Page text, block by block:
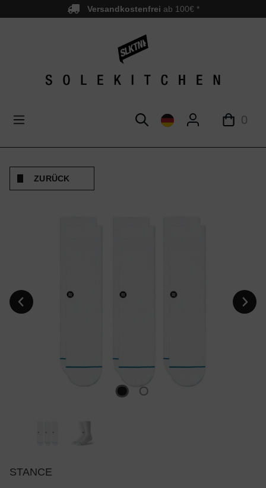
springen Versandkostenfrei ab 100€ *
0
ZURÜCK
STANCE